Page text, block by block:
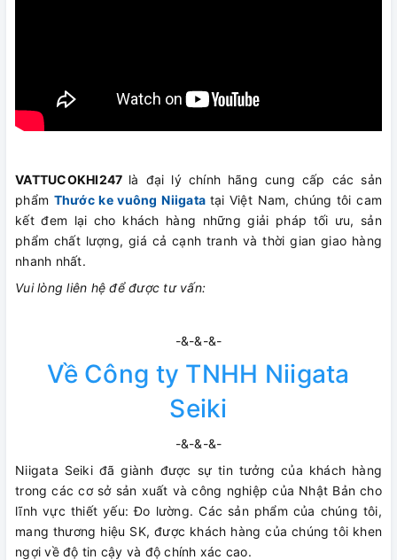
VATTUCOKHI247 là đại lý chính hãng cung cấp các sản
phẩm Thước ke vuông Niigata tại Việt Nam, chúng tôi cam
kết đem lại cho khách hàng những giải pháp tối ưu, sản
phẩm chất lượng, giá cả cạnh tranh và thời gian giao hàng
nhanh nhất.
Vui lòng liên hệ để được tư vấn:
-&-&-&-
Về Công ty TNHH Niigata
Seiki
-&-&-&-
Niigata Seiki đã giành được sự tin tưởng của khách hàng
trong các cơ sở sản xuất và công nghiệp của Nhật Bản cho
lĩnh vực thiết yếu: Đo lường. Các sản phẩm của chúng tôi,
mang thương hiệu SK, được khách hàng của chúng tôi khen
ngợi về độ tin cậy và độ chính xác cao.